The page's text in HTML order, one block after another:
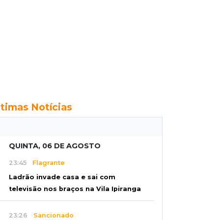
Notícias
QUINTA, 06 DE AGOSTO
23:45 Flagrante
Ladrão invade casa e sai com
televisão nos braços na Vila Ipiranga
23:26 Sancionado